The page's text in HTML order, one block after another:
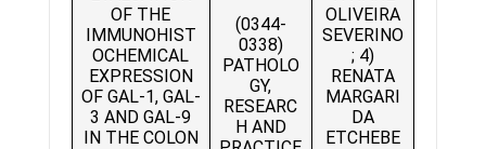
OF THE
IMMUNOHIST
OCHEMICAL
EXPRESSION
OF GAL-1, GAL-
3 AND GAL-9
IN THE COLON
(0344-
0338)
PATHOLO
GY,
RESEARC
H AND
OLIVEIRA
SEVERINO
; 4)
RENATA
MARGARI
DA
ETCHEBE